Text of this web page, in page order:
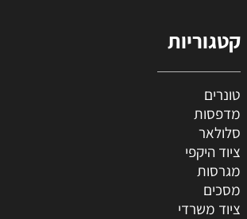
קטגוריות
טונרים
מדפסות
סלולאר
ציוד היקפי
מגרסות
מסכים
ציוד משרדי